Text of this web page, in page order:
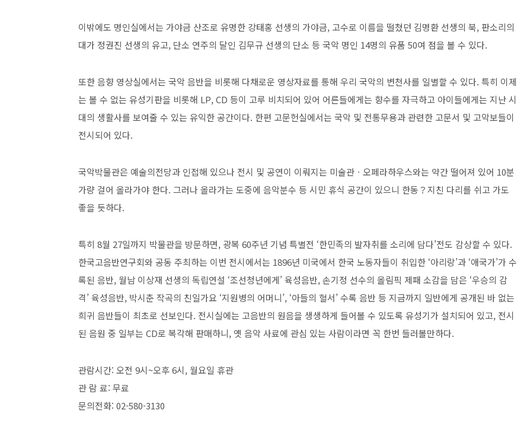
이밖에도 명인실에서는 가야금 산조로 유명한 강태홍 선생의 가야금, 고수로 이름을 떨쳤던 김명환 선생의 북, 판소리의
대가 정권진 선생의 유고, 단소 연주의 달인 김무규 선생의 단소 등 국악 명인 14명의 유품 50여 점을 볼 수 있다.
또한 음향 영상실에서는 국악 음반을 비롯해 다채로운 영상자료를 통해 우리 국악의 변천사를 일별할 수 있다. 특히 이제
는 볼 수 없는 유성기판을 비롯해 LP, CD 등이 고루 비치되어 있어 어른들에게는 향수를 자극하고 아이들에게는 지난 시
대의 생활사를 보여줄 수 있는 유익한 공간이다. 한편 고문헌실에서는 국악 및 전통무용과 관련한 고문서 및 고악보들이
전시되어 있다.
국악박물관은 예술의전당과 인접해 있으나 전시 및 공연이 이뤄지는 미술관ㆍ오페라하우스와는 약간 떨어져 있어 10분
가량 걸어 올라가야 한다. 그러나 올라가는 도중에 음악분수 등 시민 휴식 공간이 있으니 한동？지친 다리를 쉬고 가도
좋을 듯하다.
특히 8월 27일까지 박물관을 방문하면, 광복 60주년 기념 특별전 ‘한민족의 발자취를 소리에 담다’전도 감상할 수 있다.
한국고음반연구회와 공동 주최하는 이번 전시에서는 1896년 미국에서 한국 노동자들이 취입한 ‘아리랑’과 ‘애국가’가 수
록된 음반, 월남 이상재 선생의 독립연설 ‘조선청년에게’ 육성음반, 손기정 선수의 올림픽 제패 소감을 담은 ‘우승의 감
격’ 육성음반, 박시춘 작곡의 친일가요 ‘지원병의 어머니’, ‘아들의 혈서’ 수록 음반 등 지금까지 일반에게 공개된 바 없는
희귀 음반들이 최초로 선보인다. 전시실에는 고음반의 원음을 생생하게 들어볼 수 있도록 유성기가 설치되어 있고, 전시
된 음원 중 일부는 CD로 복각해 판매하니, 옛 음악 사료에 관심 있는 사람이라면 꼭 한번 들러볼만하다.
관람시간: 오전 9시~오후 6시, 월요일 휴관
관 람 료: 무료
문의전화: 02-580-3130